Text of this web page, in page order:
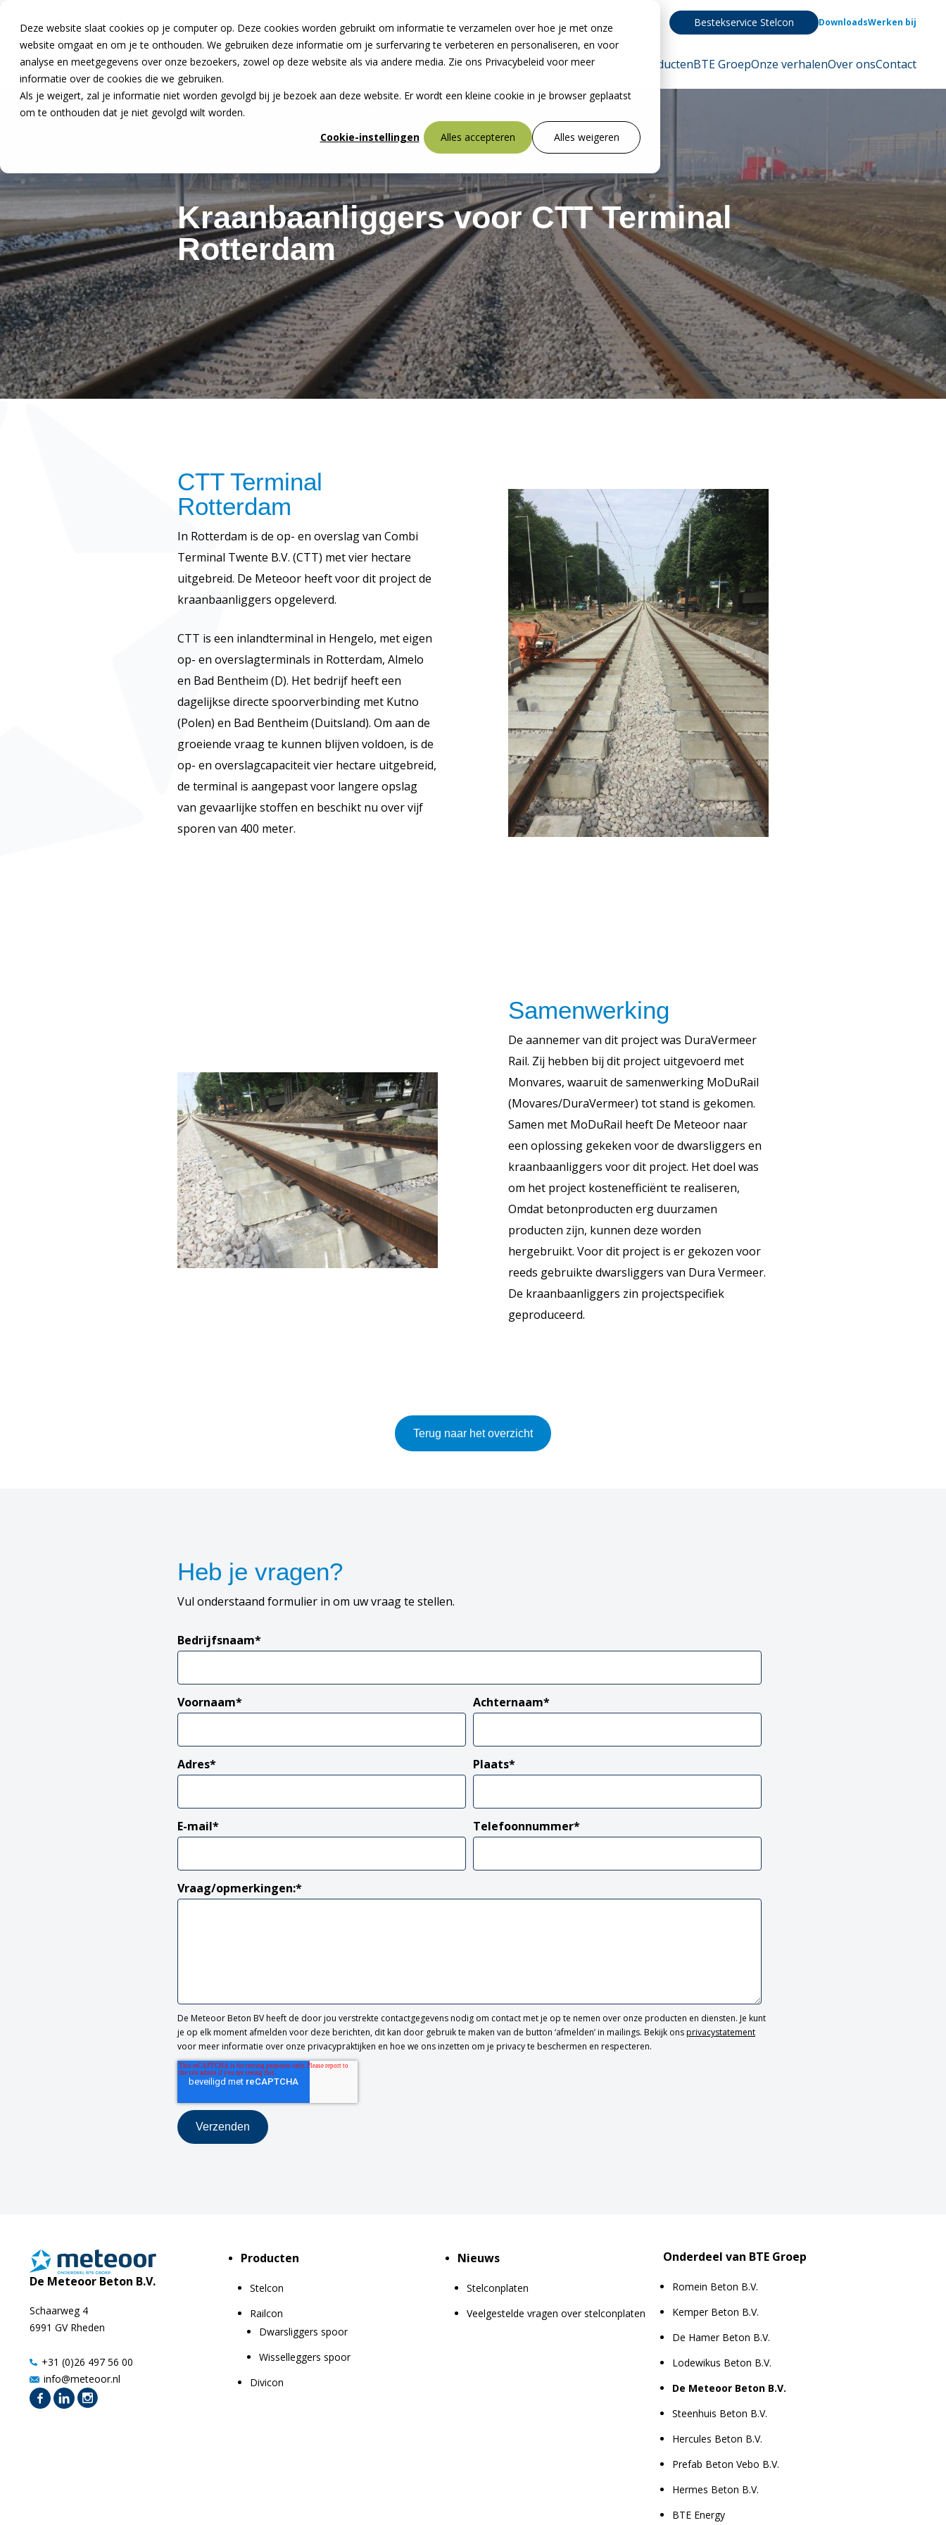
Deze website slaat cookies op je computer op. Deze cookies worden gebruikt om informatie te verzamelen over hoe je met onze
website omgaat en om je te onthouden. We gebruiken deze informatie om je surfervaring te verbeteren en personaliseren, en voor
analyse en meetgegevens over onze bezoekers, zowel op deze website als via andere media. Zie ons Privacybeleid voor meer
informatie over de cookies die we gebruiken.
Als je weigert, zal je informatie niet worden gevolgd bij je bezoek aan deze website. Er wordt een kleine cookie in je browser geplaatst
om te onthouden dat je niet gevolgd wilt worden.
Cookie-instellingen
Alles accepteren Alles weigeren
Bestekservice Stelcon DownloadsWerken bij
ProductenBTE GroepOnze verhalenOver onsContact
Home»Projecten»Kraanbaanliggers voor ctt terminal rotterdam
Kraanbaanliggers voor CTT Terminal
Rotterdam
CTT Terminal
Rotterdam
In Rotterdam is de op- en overslag van Combi
Terminal Twente B.V. (CTT) met vier hectare
uitgebreid. De Meteoor heeft voor dit project de
kraanbaanliggers opgeleverd.
CTT is een inlandterminal in Hengelo, met eigen
op- en overslagterminals in Rotterdam, Almelo
en Bad Bentheim (D). Het bedrijf heeft een
dagelijkse directe spoorverbinding met Kutno
(Polen) en Bad Bentheim (Duitsland). Om aan de
groeiende vraag te kunnen blijven voldoen, is de
op- en overslagcapaciteit vier hectare uitgebreid,
de terminal is aangepast voor langere opslag
van gevaarlijke stoffen en beschikt nu over vijf
sporen van 400 meter.
Samenwerking
De aannemer van dit project was DuraVermeer
Rail. Zij hebben bij dit project uitgevoerd met
Monvares, waaruit de samenwerking MoDuRail
(Movares/DuraVermeer) tot stand is gekomen.
Samen met MoDuRail heeft De Meteoor naar
een oplossing gekeken voor de dwarsliggers en
kraanbaanliggers voor dit project. Het doel was
om het project kostenefficiënt te realiseren,
Omdat betonproducten erg duurzamen
producten zijn, kunnen deze worden
hergebruikt. Voor dit project is er gekozen voor
reeds gebruikte dwarsliggers van Dura Vermeer.
De kraanbaanliggers zin projectspecifiek
geproduceerd.
Terug naar het overzicht
Heb je vragen?
Vul onderstaand formulier in om uw vraag te stellen.
Bedrijfsnaam*
Voornaam* Achternaam*
Adres* Plaats*
E-mail* Telefoonnummer*
Vraag/opmerkingen:*
De Meteoor Beton BV heeft de door jou verstrekte contactgegevens nodig om contact met je op te nemen over onze producten en diensten. Je kunt
je op elk moment afmelden voor deze berichten, dit kan door gebruik te maken van de button ‘afmelden’ in mailings. Bekijk onsprivacystatement
voor meer informatie over onze privacypraktijken en hoe we ons inzetten om je privacy te beschermen en respecteren.
De Meteoor Beton B.V.
Schaarweg 4
6991 GV Rheden
+31 (0)26 497 56 00
info@meteoor.nl
Producten
Stelcon
Railcon
Dwarsliggers spoor
Wisselleggers spoor
Divicon
Nieuws
Stelconplaten
Veelgestelde vragen over stelconplaten
Onderdeel van BTE Groep
Romein Beton B.V.
Kemper Beton B.V.
De Hamer Beton B.V.
Lodewikus Beton B.V.
De Meteoor Beton B.V.
Steenhuis Beton B.V.
Hercules Beton B.V.
Prefab Beton Vebo B.V.
Hermes Beton B.V.
BTE Energy